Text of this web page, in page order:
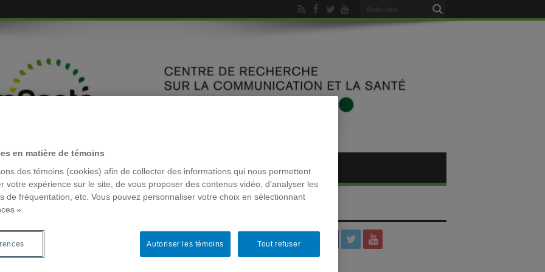
en matière de témoins
des témoins (cookies) afin de collecter des informations qui nous permettent
votre expérience sur le site, de vous proposer des contenus vidéo, d’analyser les
de fréquentation, etc. Vous pouvez personnaliser votre choix en sélectionnant
».
Tout refuser
Autoriser les témoins